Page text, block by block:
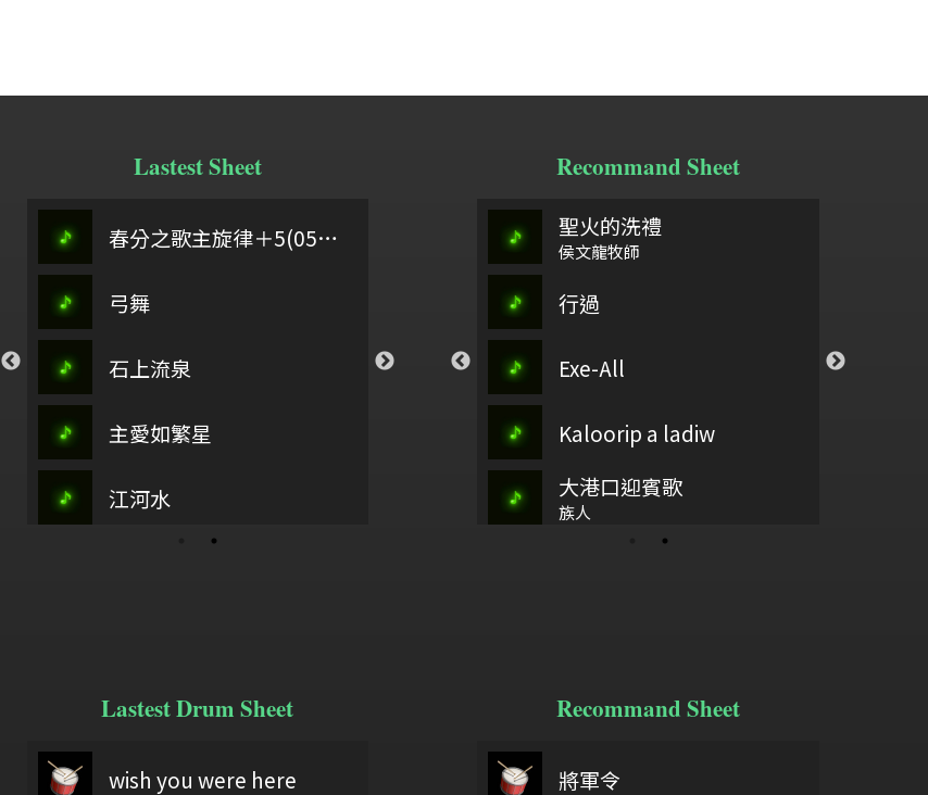
定風波
來彩畫
春之頌
回家坐月時
武陵春
這裡有榮耀
以色列啊，你要聽
Lastest Sheet
春分之歌主旋律＋5(0504)
弓舞
石上流泉
主愛如繁星
江河水
祢懂我的傷
你愛我如至寶_孟慶而
歡樂歌
石上流泉
Recommand Sheet
頌讚祢名 聖火的洗禮
侯文龍牧師
行過
Exe-All
Kaloorip a ladiw
大港口迎賓歌
族人
60403黃億展 鼓基礎打點 第二類 重複打點 : DIDDLE RUDIMENTS
Lastest Drum Sheet
wish you were here
Recommand Sheet
wish you were here 將軍令